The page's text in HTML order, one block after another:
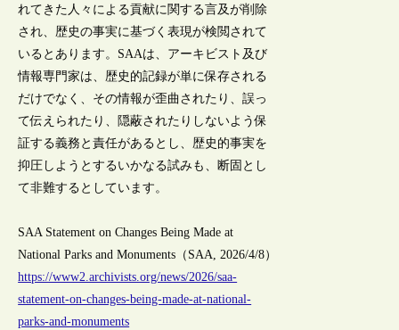
れてきた人々による貢献に関する言及が削除
され、歴史の事実に基づく表現が検閲されて
いるとあります。SAAは、アーキビスト及び
情報専門家は、歴史的記録が単に保存される
だけでなく、その情報が歪曲されたり、誤っ
て伝えられたり、隠蔽されたりしないよう保
証する義務と責任があるとし、歴史的事実を
抑圧しようとするいかなる試みも、断固とし
て非難するとしています。
SAA Statement on Changes Being Made at
National Parks and Monuments（SAA, 2026/4/8）
https://www2.archivists.org/news/2026/saa-
statement-on-changes-being-made-at-national-
parks-and-monuments